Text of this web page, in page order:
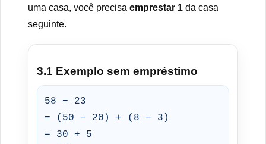
uma casa, você precisa emprestar 1 da casa
seguinte.
3.1 Exemplo sem empréstimo
58 − 23
= (50 − 20) + (8 − 3)
= 30 + 5